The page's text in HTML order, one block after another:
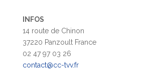
INFOS
14 route de Chinon
37220 Panzoult France
02 47 97 03 26
contact@cc-tvv.fr